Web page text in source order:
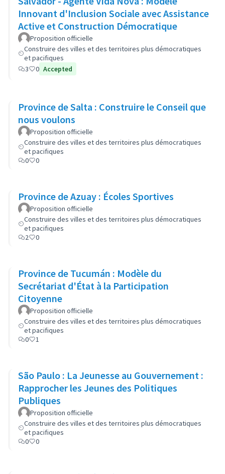
Innovant d'Inclusion Sociale avec Assistance
Active et Construction Démocratique
Proposition officielle
Construire des villes et des territoires plus démocratiques
et pacifiques
3
0 Accepted
Province de Salta : Construire le Conseil que
nous voulons
Proposition officielle
Construire des villes et des territoires plus démocratiques
et pacifiques
0
0
Province de Azuay : Écoles Sportives
Proposition officielle
Construire des villes et des territoires plus démocratiques
et pacifiques
2
0
Province de Tucumán : Modèle du
Secrétariat d'État à la Participation
Citoyenne
Proposition officielle
Construire des villes et des territoires plus démocratiques
et pacifiques
0
1
São Paulo : La Jeunesse au Gouvernement :
Rapprocher les Jeunes des Politiques
Publiques
Proposition officielle
Construire des villes et des territoires plus démocratiques
et pacifiques
0
0